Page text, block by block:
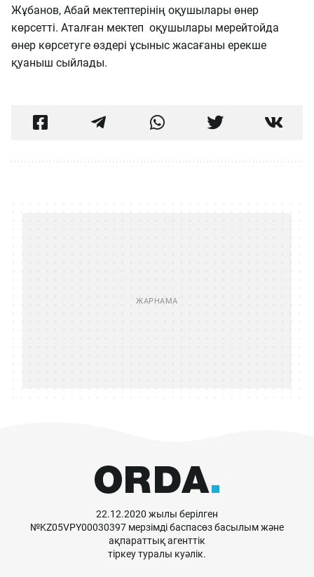
Жұбанов, Абай мектептерінің оқушылары өнер
көрсетті. Аталған мектеп оқушылары мерейтойда
өнер көрсетуге өздері ұсыныс жасағаны ерекше
қуаныш сыйлады.
22.12.2020 жылы берілген
№KZ05VPY00030397 мерзімді баспасөз басылым және
ақпараттық агенттік
тіркеу туралы куәлік.